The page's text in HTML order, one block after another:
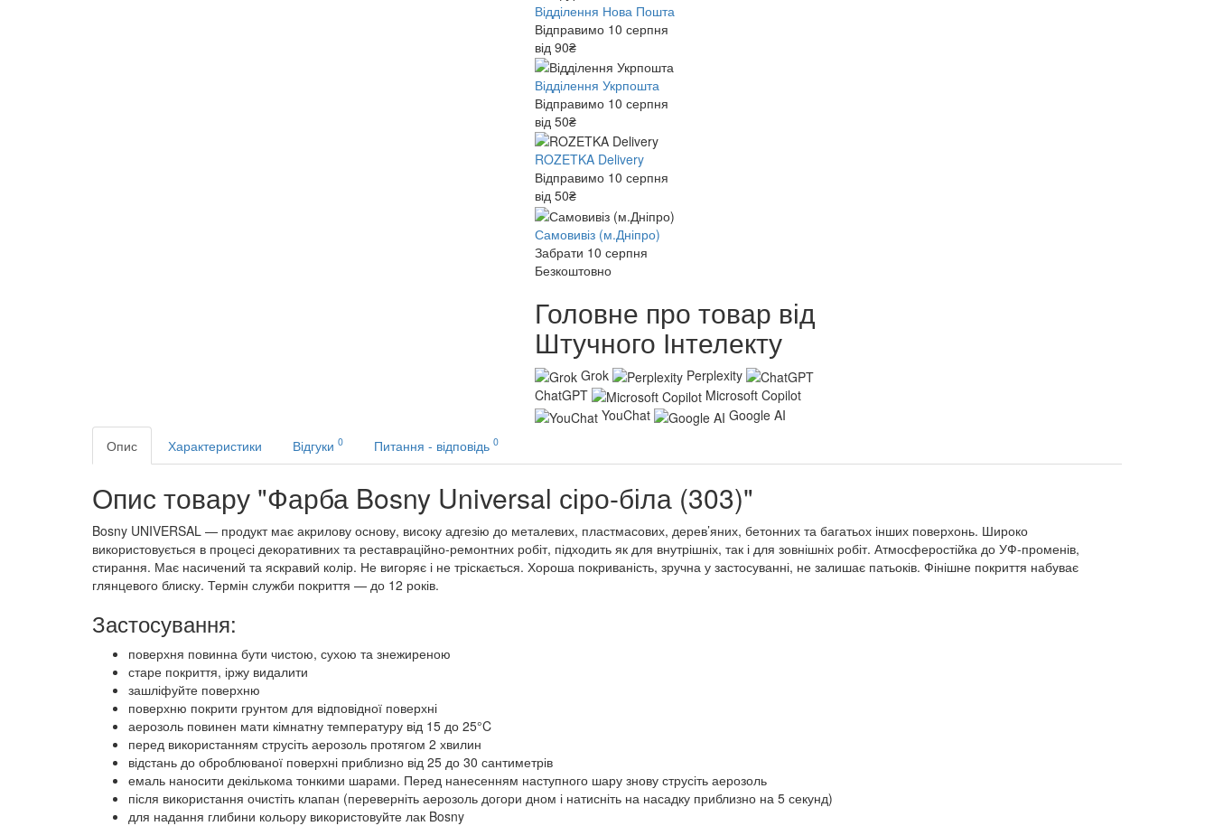
Відділення Нова Пошта
Відправимо 10 серпня
від 90₴
Відділення Укрпошта
Відправимо 10 серпня
від 50₴
ROZETKA Delivery
Відправимо 10 серпня
від 50₴
Самовивіз (м.Дніпро)
Забрати 10 серпня
Безкоштовно
Головне про товар від
Штучного Інтелекту
Grok
Perplexity
ChatGPT
Microsoft Copilot
YouChat
Google AI
Опис Характеристики Відгуки 0 Питання - відповідь 0
Опис товару "Фарба Bosny Universal сіро-біла (303)"
Bosny UNIVERSAL — продукт має акрилову основу, високу адгезію до металевих, пластмасових, дерев’яних, бетонних та багатьох інших поверхонь. Широко
використовується в процесі декоративних та реставраційно-ремонтних робіт, підходить як для внутрішніх, так і для зовнішніх робіт. Атмосферостійка до УФ-променів,
стирання. Має насичений та яскравий колір. Не вигоряє і не тріскається. Хороша покриваність, зручна у застосуванні, не залишає патьоків. Фінішне покриття набуває
глянцевого блиску. Термін служби покриття — до 12 років.
Застосування:
поверхня повинна бути чистою, сухою та знежиреною
старе покриття, іржу видалити
зашліфуйте поверхню
поверхню покрити грунтом для відповідної поверхні
аерозоль повинен мати кімнатну температуру від 15 до 25°C
перед використанням струсіть аерозоль протягом 2 хвилин
відстань до оброблюваної поверхні приблизно від 25 до 30 сантиметрів
емаль наносити декількома тонкими шарами. Перед нанесенням наступного шару знову струсіть аерозоль
після використання очистіть клапан (переверніть аерозоль догори дном і натисніть на насадку приблизно на 5 секунд)
для надання глибини кольору використовуйте лак Bosny